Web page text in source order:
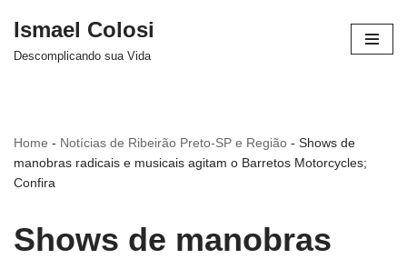
Avançar
Ismael Colosi
Descomplicando sua Vida
Home - Notícias de Ribeirão Preto-SP e Região - Shows de
manobras radicais e musicais agitam o Barretos Motorcycles;
Confira
Shows de manobras